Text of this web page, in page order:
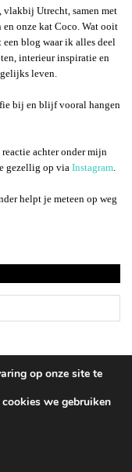
vlakbij Utrecht, samen met
onze kat Coco. Wat ooit
blog waar ik alles deel
interieur inspiratie en
leven.
bij en blijf vooral hangen
achter onder mijn
gezellig op via Instagram
helpt je meteen op weg
op onze site te
we gebruiken